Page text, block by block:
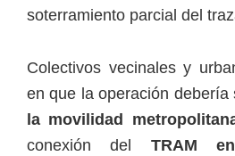
soterramiento parcial del
Colectivos vecinales y
en que la operación debería
la movilidad
conexión del TRAM